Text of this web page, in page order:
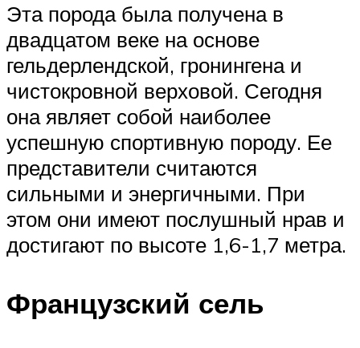
Эта порода была получена в
двадцатом веке на основе
гельдерлендской, гронингена и
чистокровной верховой. Сегодня
она являет собой наиболее
успешную спортивную породу. Ее
представители считаются
сильными и энергичными. При
этом они имеют послушный нрав и
достигают по высоте 1,6-1,7 метра.
Французский сель